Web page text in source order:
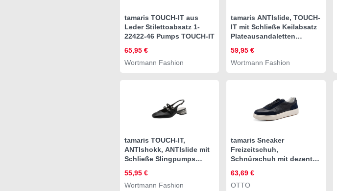
tamaris TOUCH-IT aus
Leder Stilettoabsatz 1-
22422-46 Pumps TOUCH-IT
65,95 €
Wortmann Fashion
tamaris ANTIslide, TOUCH-
IT mit Schließe Keilabsatz
Plateausandaletten
59,95 €
Wortmann Fashion
tamaris TOUCH-IT,
ANTIshokk, ANTIslide mit
Schließe Slingpumps
55,95 €
Wortmann Fashion
tamaris Sneaker
Freizeitschuh,
Schnürschuh mit dezenten
63,69 €
OTTO